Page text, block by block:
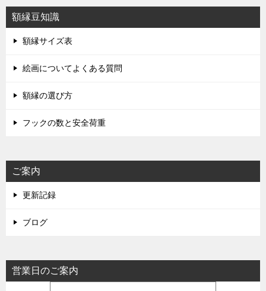
額縁豆知識
額縁サイズ表
絵画についてよくある質問
額縁の選び方
フックの数と安全荷重
ご案内
更新記録
ブログ
営業日のご案内